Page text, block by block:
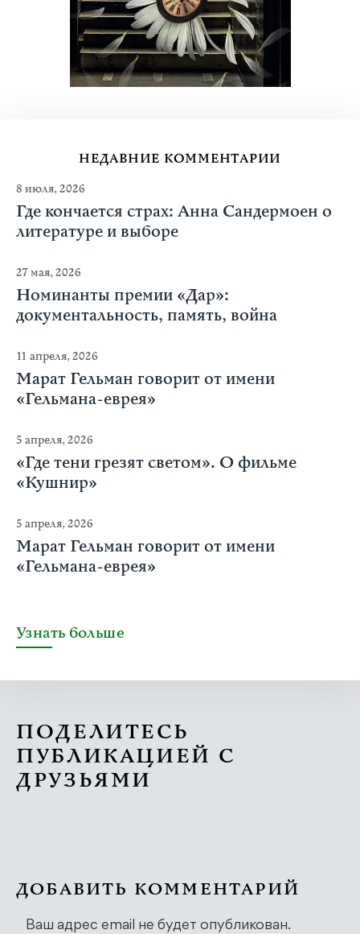
НЕДАВНИЕ КОММЕНТАРИИ
8 июля, 2026
Где кончается страх: Анна Сандермоен о
литературе и выборе
27 мая, 2026
Номинанты премии «Дар»:
документальность, память, война
11 апреля, 2026
Марат Гельман говорит от имени
«Гельмана-еврея»
5 апреля, 2026
«Где тени грезят светом». О фильме
«Кушнир»
5 апреля, 2026
Марат Гельман говорит от имени
«Гельмана-еврея»
Узнать больше
ПОДЕЛИТЕСЬ
ПУБЛИКАЦИЕЙ С
ДРУЗЬЯМИ
ДОБАВИТЬ КОММЕНТАРИЙ
Ваш адрес email не будет опубликован.